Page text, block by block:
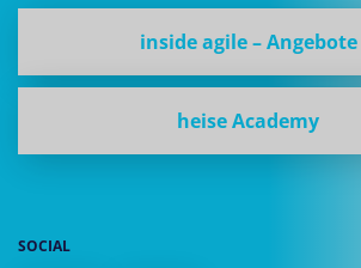
inside agile – Angebote
heise Academy
SOCIAL